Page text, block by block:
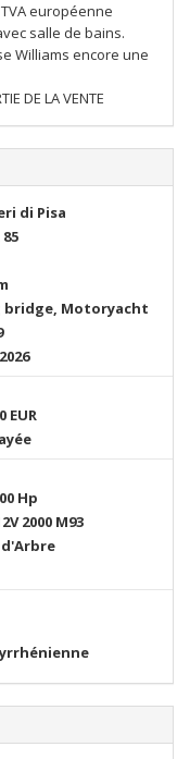
européenne
salle de bains.
Williams encore une
DE LA VENTE
di Pisa
85
bridge, Motoryacht
EUR
Hp
2000 M93